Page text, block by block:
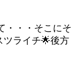
・・・そこにそ
ツライチ🌟後方